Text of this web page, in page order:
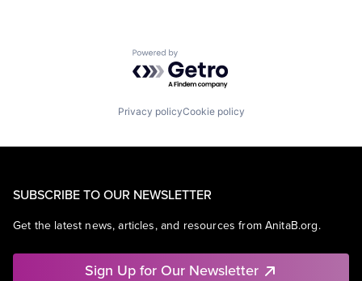
Powered by Getro.com
Privacy policyCookie policy
SUBSCRIBE TO OUR NEWSLETTER
Get the latest news, articles, and resources from AnitaB.org.
Sign Up for Our Newsletter